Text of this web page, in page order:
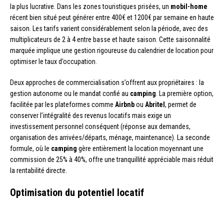
la plus lucrative. Dans les zones touristiques prisées, un mobil-home
récent bien situé peut générer entre 400€ et 1200€ par semaine en haute
saison. Les tarifs varient considérablement selon la période, avec des
multiplicateurs de 2 à 4 entre basse et haute saison. Cette saisonnalité
marquée implique une gestion rigoureuse du calendrier de location pour
optimiser le taux d’occupation.
Deux approches de commercialisation s’offrent aux propriétaires : la
gestion autonome ou le mandat confié au camping . La première option,
facilitée par les plateformes comme Airbnbou Abritel , permet de
conserver l’intégralité des revenus locatifs mais exige un
investissement personnel conséquent (réponse aux demandes,
organisation des arrivées/départs, ménage, maintenance). La seconde
formule, où le camping gère entièrement la location moyennant une
commission de 25% à 40%, offre une tranquillité appréciable mais réduit
la rentabilité directe.
Optimisation du potentiel locatif